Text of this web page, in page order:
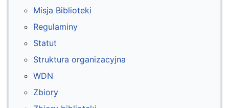
Misja Biblioteki
Regulaminy
Statut
Struktura organizacyjna
WDN
Zbiory